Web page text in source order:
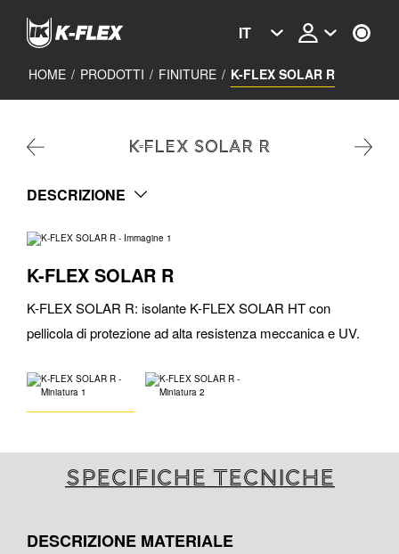
content
IT
HOME / PRODOTTI / FINITURE / K-FLEX SOLAR R
K-FLEX SOLAR R
DESCRIZIONE
K-FLEX SOLAR R
K-FLEX SOLAR R: isolante K-FLEX SOLAR HT con
pellicola di protezione ad alta resistenza meccanica e UV.
Specifiche tecniche
DESCRIZIONE MATERIALE